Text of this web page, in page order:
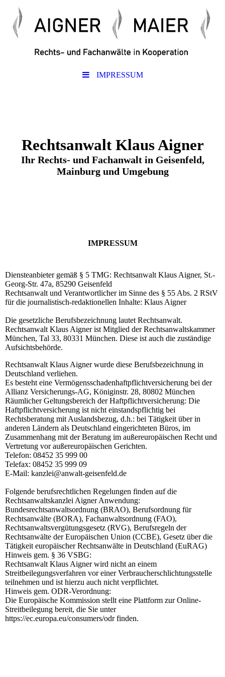
IMPRESSUM
Rechtsanwalt Klaus Aigner
Ihr Rechts- und Fachanwalt in Geisenfeld,
Mainburg und Umgebung
IMPRESSUM
Diensteanbieter gemäß § 5 TMG: Rechtsanwalt Klaus Aigner, St.-
Georg-Str. 47a, 85290 Geisenfeld
Rechtsanwalt und Verantwortlicher im Sinne des § 55 Abs. 2 RStV
für die journalistisch-redaktionellen Inhalte: Klaus Aigner
Die gesetzliche Berufsbezeichnung lautet Rechtsanwalt.
Rechtsanwalt Klaus Aigner ist Mitglied der Rechtsanwaltskammer
München, Tal 33, 80331 München. Diese ist auch die zuständige
Aufsichtsbehörde.
Rechtsanwalt Klaus Aigner wurde diese Berufsbezeichnung in
Deutschland verliehen.
Es besteht eine Vermögensschadenhaftpflichtversicherung bei der
Allianz Versicherungs-AG, Königinstr. 28, 80802 München
Räumlicher Geltungsbereich der Haftpflichtversicherung: Die
Haftpflichtversicherung ist nicht einstandspflichtig bei
Rechtsberatung mit Auslandsbezug, d.h.: bei Tätigkeit über in
anderen Ländern als Deutschland eingerichteten Büros, im
Zusammenhang mit der Beratung im außereuropäischen Recht und
Vertretung vor außereuropäischen Gerichten.
Telefon: 08452 35 999 00
Telefax: 08452 35 999 09
E‑Mail: kanzlei@anwalt-geisenfeld.de
Folgende berufsrechtlichen Regelungen finden auf die
Rechtsanwaltskanzlei Aigner Anwendung:
Bundesrechtsanwaltsordnung (BRAO), Berufsordnung für
Rechtsanwälte (BORA), Fachanwaltsordnung (FAO),
Rechtsanwaltsvergütungsgesetz (RVG), Berufsregeln der
Rechtsanwälte der Europäischen Union (CCBE), Gesetz über die
Tätigkeit europäischer Rechtsanwälte in Deutschland (EuRAG)
Hinweis gem. § 36 VSBG:
Rechtsanwalt Klaus Aigner wird nicht an einem
Streitbeilegungsverfahren vor einer Verbraucherschlichtungsstelle
teilnehmen und ist hierzu auch nicht verpflichtet.
Hinweis gem. ODR-Verordnung:
Die Europäische Kommission stellt eine Plattform zur Online-
Streitbeilegung bereit, die Sie unter
https://ec.europa.eu/consumers/odr finden.